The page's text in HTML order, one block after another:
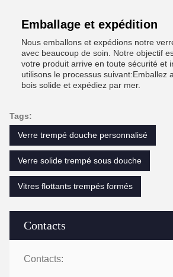
Contacts
Contacts:
Emballage et expédition
Nous emballons et expédions notre
avec beaucoup de soin. Notre objectif
votre produit arrive en toute sécurité et
utilisons le processus suivant:Emballez
bois solide et expédiez par mer.
Tags:
Verre trempé douche personnalisé
Verre solide trempé sous douche
Vitres flottants trempés formés